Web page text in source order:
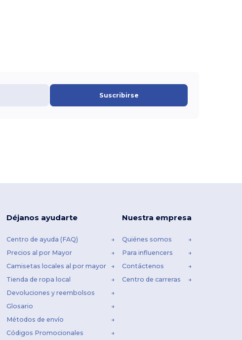
Suscribirse
Déjanos ayudarte
Centro de ayuda (FAQ)
Precios al por Mayor
Camisetas locales al por mayor
Tienda de ropa local
Devoluciones y reembolsos
Glosario
Métodos de envío
Códigos Promocionales
Nuestra empresa
Quiénes somos
Para influencers
Contáctenos
Centro de carreras